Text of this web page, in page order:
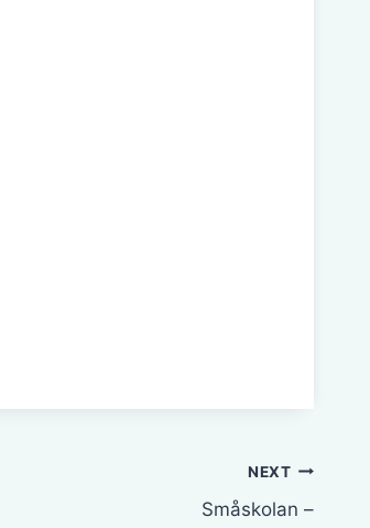
NEXT
Småskolan –